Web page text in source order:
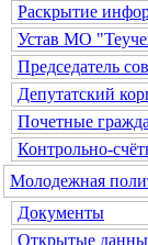
Раскрытие
Устав МО
Председатель
Депутатский
Почетные
Контрольно-
Молодежная
Документы
Открытые